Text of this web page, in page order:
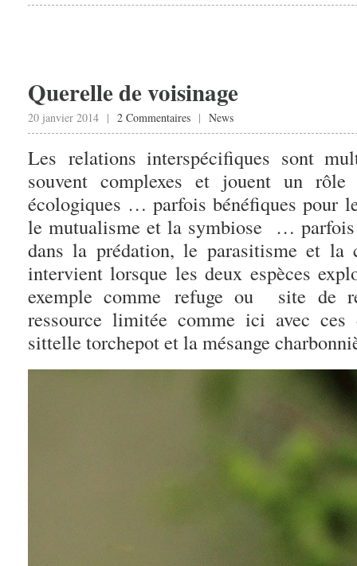
Querelle de voisinage
20 janvier 2014 | 2 Commentaires | News
Les relations interspécifiques sont
souvent complexes et jouent un
écologiques … parfois bénéfiques pour
le mutualisme et la symbiose … parfois
dans la prédation, le parasitisme et
intervient lorsque les deux espèces
exemple comme refuge ou site de
ressource limitée comme ici avec ces
sittelle torchepot et la mésange